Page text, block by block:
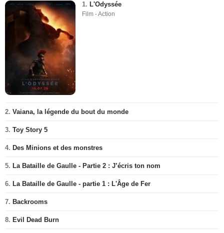
1. L'Odyssée
Film - Action
2. Vaiana, la légende du bout du monde
3. Toy Story 5
4. Des Minions et des monstres
5. La Bataille de Gaulle - Partie 2 : J’écris ton nom
6. La Bataille de Gaulle - partie 1 : L'Âge de Fer
7. Backrooms
8. Evil Dead Burn